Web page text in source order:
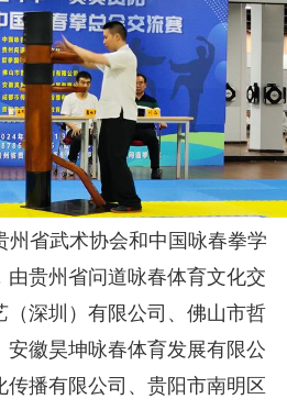
州省武术协会和中国咏春拳学
由贵州省问道咏春体育文化交
（深圳）有限公司、佛山市哲
安徽昊坤咏春体育发展有限公
播有限公司、贵阳市南明区